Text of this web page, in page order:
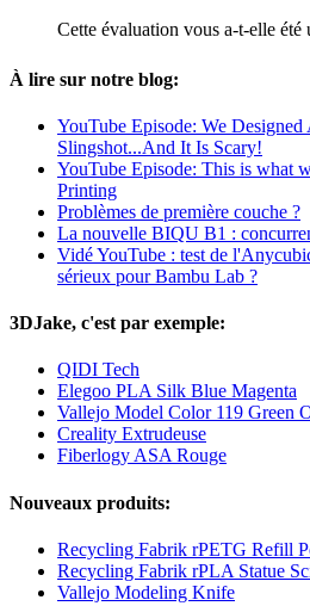
Cette évaluation vous a-t-elle été
À lire sur notre blog:
YouTube Episode: We
Slingshot...And It Is Scary!
YouTube Episode: This is what
Printing
Problèmes de première couche ?
La nouvelle BIQU B1 :
Vidé YouTube : test de
sérieux pour Bambu Lab ?
3DJake, c'est par exemple:
QIDI Tech
Elegoo PLA Silk Blue Magenta
Vallejo Model Color 119 Green
Creality Extrudeuse
Fiberlogy ASA Rouge
Nouveaux produits:
Recycling Fabrik rPETG Refill
Recycling Fabrik rPLA Statue
Vallejo Modeling Knife